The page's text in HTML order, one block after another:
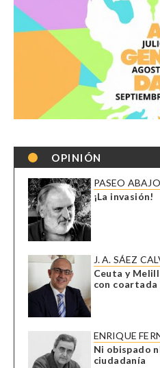
OPINIÓN
PASEO
¡La invasión!
J. A. SÁEZ
Ceuta y
con
ENRIQUE
Ni obispado
ciudadanía